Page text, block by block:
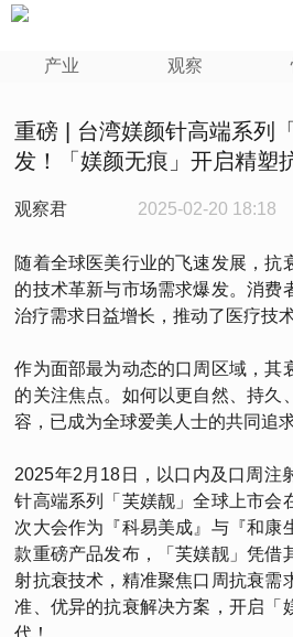
产业 观察
重磅 | 台湾媄颜针高端系列
发！「媄颜无痕」开启精塑
观察君 2025-02-20 18:18
随着全球医美行业的飞速发展，抗
的技术革新与市场需求爆发。消费
治疗需求日益增长，推动了医疗技
作为面部最为动态的口周区域，其
的关注焦点。如何以更自然、持久
容，已成为全球爱美人士的共同追求
2025年2月18日，以口内及口周注
针高端系列「芙媄靓」全球上市会
次大会作为『科易美成』与『和康
款重磅产品发布，「芙媄靓」凭借
射抗衰技术，精准聚焦口周抗衰需
准、优异的抗衰解决方案，开启「
代！